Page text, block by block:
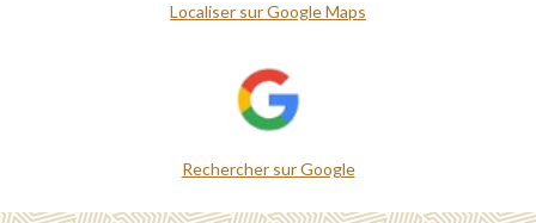
Localiser sur Google Maps
Rechercher sur Google